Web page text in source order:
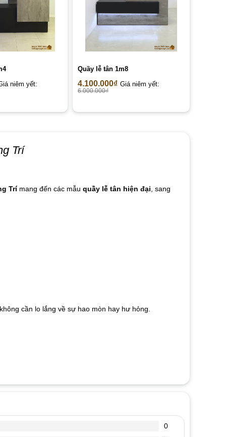
niêm yết:
Quầy lễ tân 1m8
4.100.000₫ Giá niêm yết:
6.000.000₫
Trí
Trímang đến các mẫu quầy lễ tân hiện đại , sang
cần lo lắng về sự hao mòn hay hư hỏng.
0